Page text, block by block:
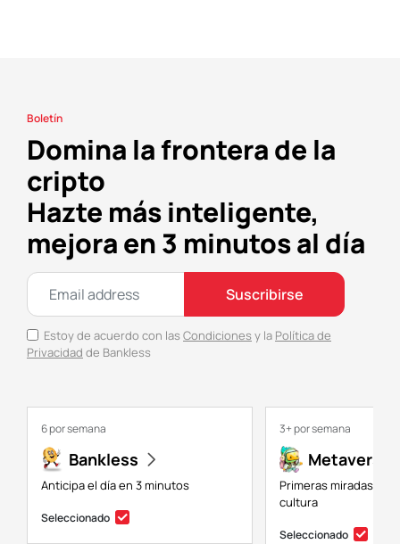
Boletín
Domina la frontera de la
cripto
Hazte más inteligente,
mejora en 3 minutos al día
Suscribirse
Estoy de acuerdo con las Condiciones y la Política de
Privacidad de Bankless
6 por semana
Bankless
Anticipa el día en 3 minutos
Seleccionado
3+ por semana
Metaversal
Primeras miradas a
cultura
Seleccionado